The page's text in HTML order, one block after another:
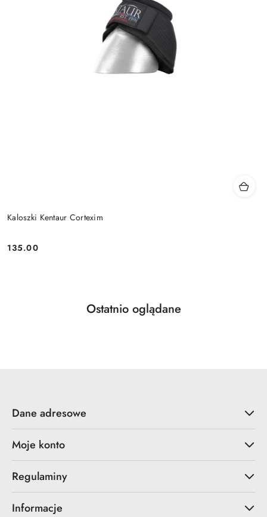
Kaloszki Kentaur Cortexim
Cena:
135.00
Pomiń karuzelę produktów
Produkty
Ostatnio oglądane
Dane adresowe
Moje konto
Regulaminy
Informacje